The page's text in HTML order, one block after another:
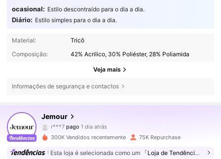
ocasional: Estilo descontraído para o dia a dia.
Diário: Estilo simples para o dia a dia.
Material:
Tricô
Composição:
42% Acrilico, 30% Poliéster, 28% Poliamida
Veja mais
Informações de segurança e contactos
Jemour168K Seguidores
r***7pago
a***n seguiu4 horas atrás
300K Vendidos recentemente 75K Repurchase
Esta loja é selecionada como um 「Loja de Tendências」